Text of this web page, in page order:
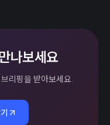
나보세요
리핑을 받아보세요.